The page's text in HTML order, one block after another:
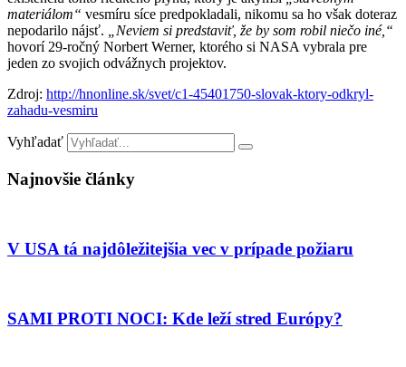
materiálom“ vesmíru síce predpokladali, nikomu sa ho však doteraz
nepodarilo nájsť. „Neviem si predstaviť, že by som robil niečo iné,“
hovorí 29-ročný Norbert Werner, ktorého si NASA vybrala pre
jeden zo svojich odvážnych projektov.
Zdroj: http://hnonline.sk/svet/c1-45401750-slovak-ktory-odkryl-
zahadu-vesmiru
Vyhľadať
Najnovšie články
V USA tá najdôležitejšia vec v prípade požiaru
SAMI PROTI NOCI: Kde leží stred Európy?